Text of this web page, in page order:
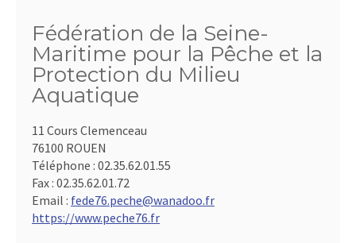
Fédération de la Seine-
Maritime pour la Pêche et la
Protection du Milieu
Aquatique
11 Cours Clemenceau
76100 ROUEN
Téléphone : 02.35.62.01.55
Fax : 02.35.62.01.72
Email : fede76.peche@wanadoo.fr
https://www.peche76.fr